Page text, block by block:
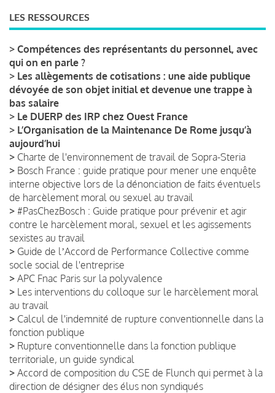
LES RESSOURCES
> Compétences des représentants du personnel, avec
qui on en parle ?
> Les allègements de cotisations : une aide publique
dévoyée de son objet initial et devenue une trappe à
bas salaire
> Le DUERP des IRP chez Ouest France
> L’Organisation de la Maintenance De Rome jusqu’à
aujourd’hui
> Charte de l'environnement de travail de Sopra-Steria
> Bosch France : guide pratique pour mener une enquête
interne objective lors de la dénonciation de faits éventuels
de harcèlement moral ou sexuel au travail
> #PasChezBosch : Guide pratique pour prévenir et agir
contre le harcèlement moral, sexuel et les agissements
sexistes au travail
> Guide de lʼAccord de Performance Collective comme
socle social de l'entreprise
> APC Fnac Paris sur la polyvalence
> Les interventions du colloque sur le harcèlement moral
au travail
> Calcul de l'indemnité de rupture conventionnelle dans la
fonction publique
> Rupture conventionnelle dans la fonction publique
territoriale, un guide syndical
> Accord de composition du CSE de Flunch qui permet à la
direction de désigner des élus non syndiqués